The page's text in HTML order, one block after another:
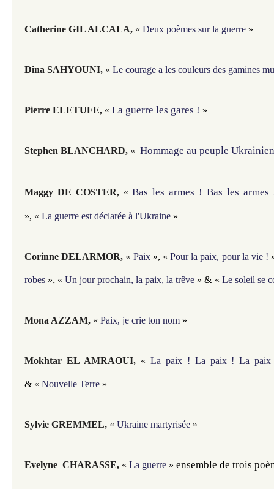
Catherine GIL ALCALA, « Deux poèmes sur la guerre »
Dina SAHYOUNI, « Le courage a les couleurs des gamines
Pierre ELETUFE, « La guerre les gares ! »
Stephen BLANCHARD, « Hommage au peuple Ukrainien
Maggy DE COSTER,« Bas les armes ! Bas les
», « La guerre est déclarée à l'Ukraine »
Corinne DELARMOR, « Paix », «Pour la paix, pour la vie !
robes », « Un jour prochain, la paix, la trêve » & « Le soleil se
​Mona AZZAM, « ​Paix, je crie ton nom »
Mokhtar EL AMRAOUI, « La paix ! La paix ! La
& « Nouvelle Terre »
Sylvie GREMMEL, « Ukraine martyrisée »
Evelyne CHARASSE, « La guerre » ensemble de trois